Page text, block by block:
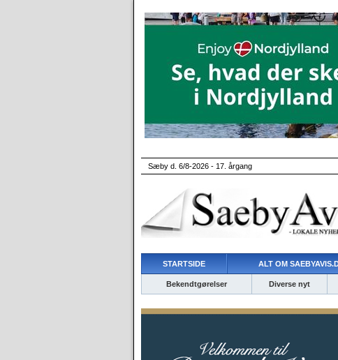
Sæby d. 6/8-2026 - 17. årgang
STARTSIDE ALT OM
Bekendtgørelser Diverse nyt